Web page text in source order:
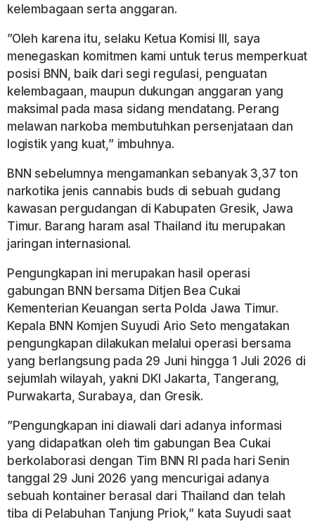
kelembagaan serta anggaran.
​”Oleh karena itu, selaku Ketua Komisi III, saya
menegaskan komitmen kami untuk terus memperkuat
posisi BNN, baik dari segi regulasi, penguatan
kelembagaan, maupun dukungan anggaran yang
maksimal pada masa sidang mendatang. Perang
melawan narkoba membutuhkan persenjataan dan
logistik yang kuat,” imbuhnya.
​BNN sebelumnya mengamankan sebanyak 3,37 ton
narkotika jenis cannabis buds di sebuah gudang
kawasan pergudangan di Kabupaten Gresik, Jawa
Timur. Barang haram asal Thailand itu merupakan
jaringan internasional.
​Pengungkapan ini merupakan hasil operasi
gabungan BNN bersama Ditjen Bea Cukai
Kementerian Keuangan serta Polda Jawa Timur.
Kepala BNN Komjen Suyudi Ario Seto mengatakan
pengungkapan dilakukan melalui operasi bersama
yang berlangsung pada 29 Juni hingga 1 Juli 2026 di
sejumlah wilayah, yakni DKI Jakarta, Tangerang,
Purwakarta, Surabaya, dan Gresik.
​”Pengungkapan ini diawali dari adanya informasi
yang didapatkan oleh tim gabungan Bea Cukai
berkolaborasi dengan Tim BNN RI pada hari Senin
tanggal 29 Juni 2026 yang mencurigai adanya
sebuah kontainer berasal dari Thailand dan telah
tiba di Pelabuhan Tanjung Priok,” kata Suyudi saat